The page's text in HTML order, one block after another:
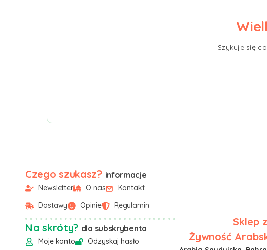
Szykuje się
Czego szukasz? informacje
Newsletter O nas
Kontakt
Dostawy
Opinie Regulamin
Na skróty? dla subskrybenta
Moje konto
Odzyskaj hasło
Sklep z
Żywność